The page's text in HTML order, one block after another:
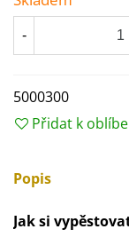
-
5000300
Přidat k
Popis
Jak si